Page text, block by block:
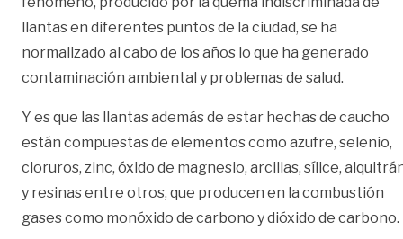
llantas en diferentes puntos de la ciudad, se ha
normalizado al cabo de los años lo que ha generado
contaminación ambiental y problemas de salud.
Y es que las llantas además de estar hechas de caucho
están compuestas de elementos como azufre, selenio,
cloruros, zinc, óxido de magnesio, arcillas, sílice,
y resinas entre otros, que producen en la combustión
gases como monóxido de carbono y dióxido de carbono.